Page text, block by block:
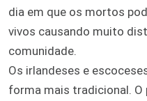
dia em que os mortos
vivos causando muito
comunidade.
Os irlandeses e
forma mais tradicional. O